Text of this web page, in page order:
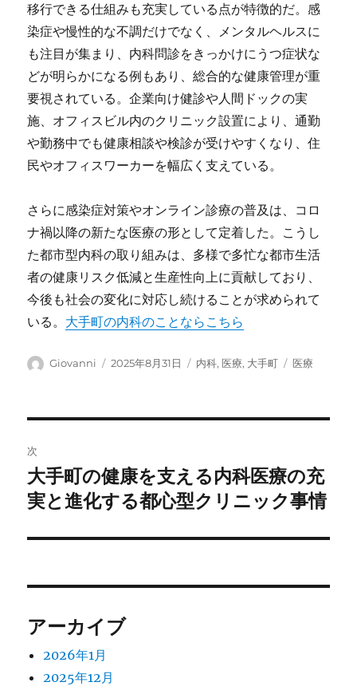
移行できる仕組みも充実している点が特徴的だ。感
染症や慢性的な不調だけでなく、メンタルヘルスに
も注目が集まり、内科問診をきっかけにうつ症状な
どが明らかになる例もあり、総合的な健康管理が重
要視されている。企業向け健診や人間ドックの実
施、オフィスビル内のクリニック設置により、通勤
や勤務中でも健康相談や検診が受けやすくなり、住
民やオフィスワーカーを幅広く支えている。
さらに感染症対策やオンライン診療の普及は、コロ
ナ禍以降の新たな医療の形として定着した。こうし
た都市型内科の取り組みは、多様で多忙な都市生活
者の健康リスク低減と生産性向上に貢献しており、
今後も社会の変化に対応し続けることが求められて
いる。 大手町の内科のことならこちら
投
Giovanni
投
2025年8月31日
カ
内科, 医療, 大手町
タ
医療
稿
ナ
ビ
シ
ョ
次
次
の
稿:
大手町の健康を支える内科医療の充
実と進化する都心型クリニック事情
アーカイブ
2026年1月
2025年12月